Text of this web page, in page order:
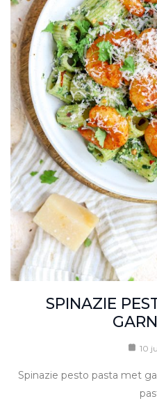
SPINAZIE
10
Spinazie pesto pasta met